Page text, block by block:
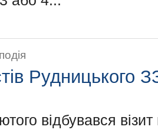
подія
відбувався